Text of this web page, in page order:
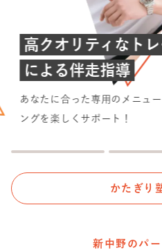
高クオリティなト
による伴走指導
あなたに合った専用のメニュ
ングを楽しくサポート！
かたぎり
新中野のパ